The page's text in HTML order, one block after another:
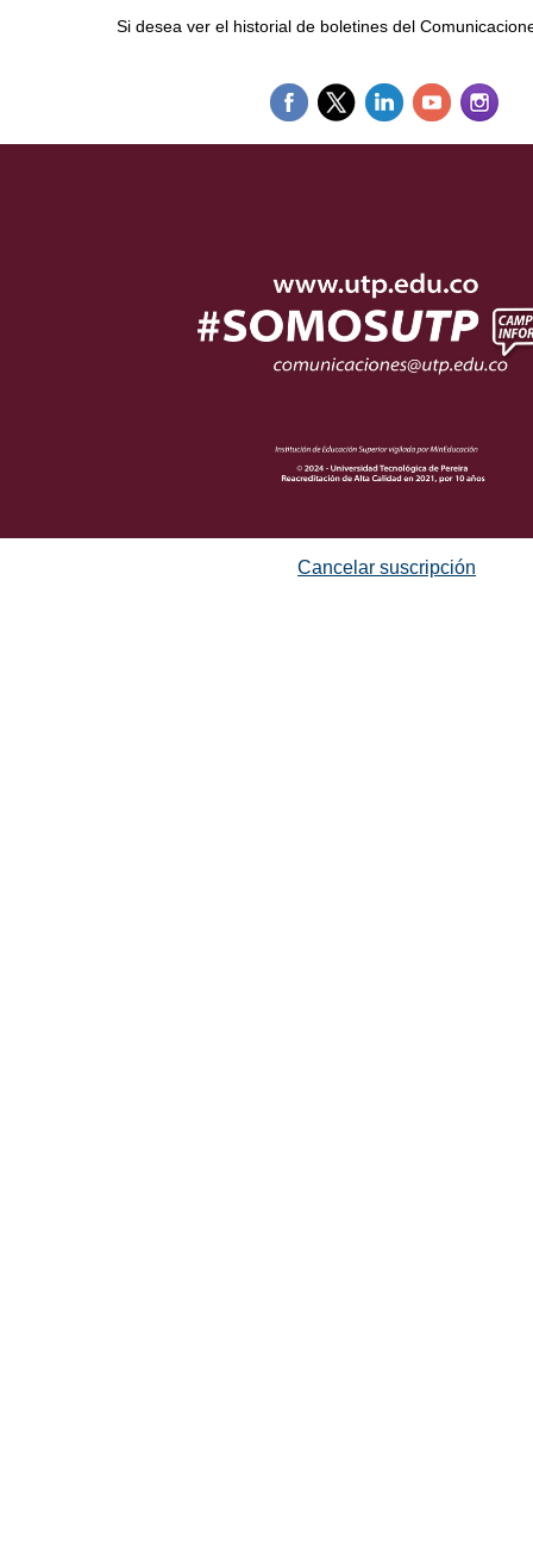
Si desea ver el historial de boletines del
Cancelar suscripción